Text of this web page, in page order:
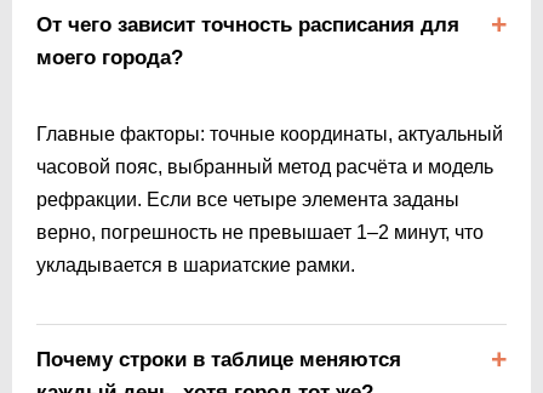
От чего зависит точность расписания для
моего города?
Главные факторы: точные координаты, актуальный
часовой пояс, выбранный метод расчёта и модель
рефракции. Если все четыре элемента заданы
верно, погрешность не превышает 1–2 минут, что
укладывается в шариатские рамки.
Почему строки в таблице меняются